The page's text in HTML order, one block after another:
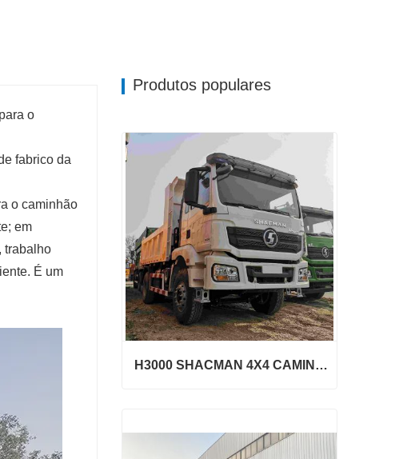
o
fabrico da
o caminhão
em
trabalho
É um
Produtos populares
H3000 SHACMAN 4X4 CAMINHÃO BANCADA PARA VENDA